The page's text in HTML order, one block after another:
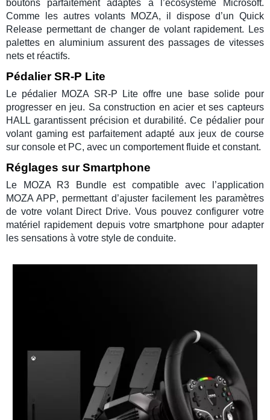
boutons parfaitement adaptés à l’écosystème Microsoft.
Comme les autresvolants MOZA, il dispose d’un Quick
Release permettant de changer de volant rapidement. Les
palettes en aluminiumassurent des passages de vitesses
nets et réactifs.
Pédalier SR-P Lite
Le pédalier MOZA SR-P Liteoffre une base solide pour
progresser en jeu. Sa construction en acier et ses capteurs
HALL garantissent précision et durabilité. Ce pédalier pour
volant gaming est parfaitement adapté aux jeux de course
sur console et PC, avec un comportement fluide et constant.
Réglages sur Smartphone
Le MOZA R3 Bundleest compatible avec l’application
MOZA APP, permettant d’ajuster facilement les paramètres
de votre volant Direct Drive. Vous pouvez configurer votre
matériel rapidement depuis votre smartphone pour adapter
les sensations à votre style de conduite.